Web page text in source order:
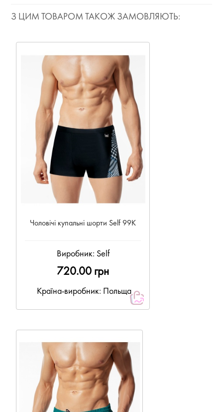
З ЦИМ ТОВАРОМ ТАКОЖ ЗАМОВЛЯЮТЬ:
Чоловічі купальні шорти Self 99К
Виробник: Self
720.00 грн
Країна-виробник: Польща